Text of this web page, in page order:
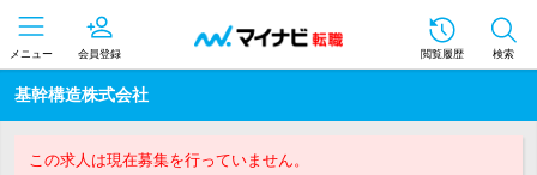
メニュー 会員登録 閲覧履歴 検索
基幹構造株式会社
この求人は現在募集を行っていません。